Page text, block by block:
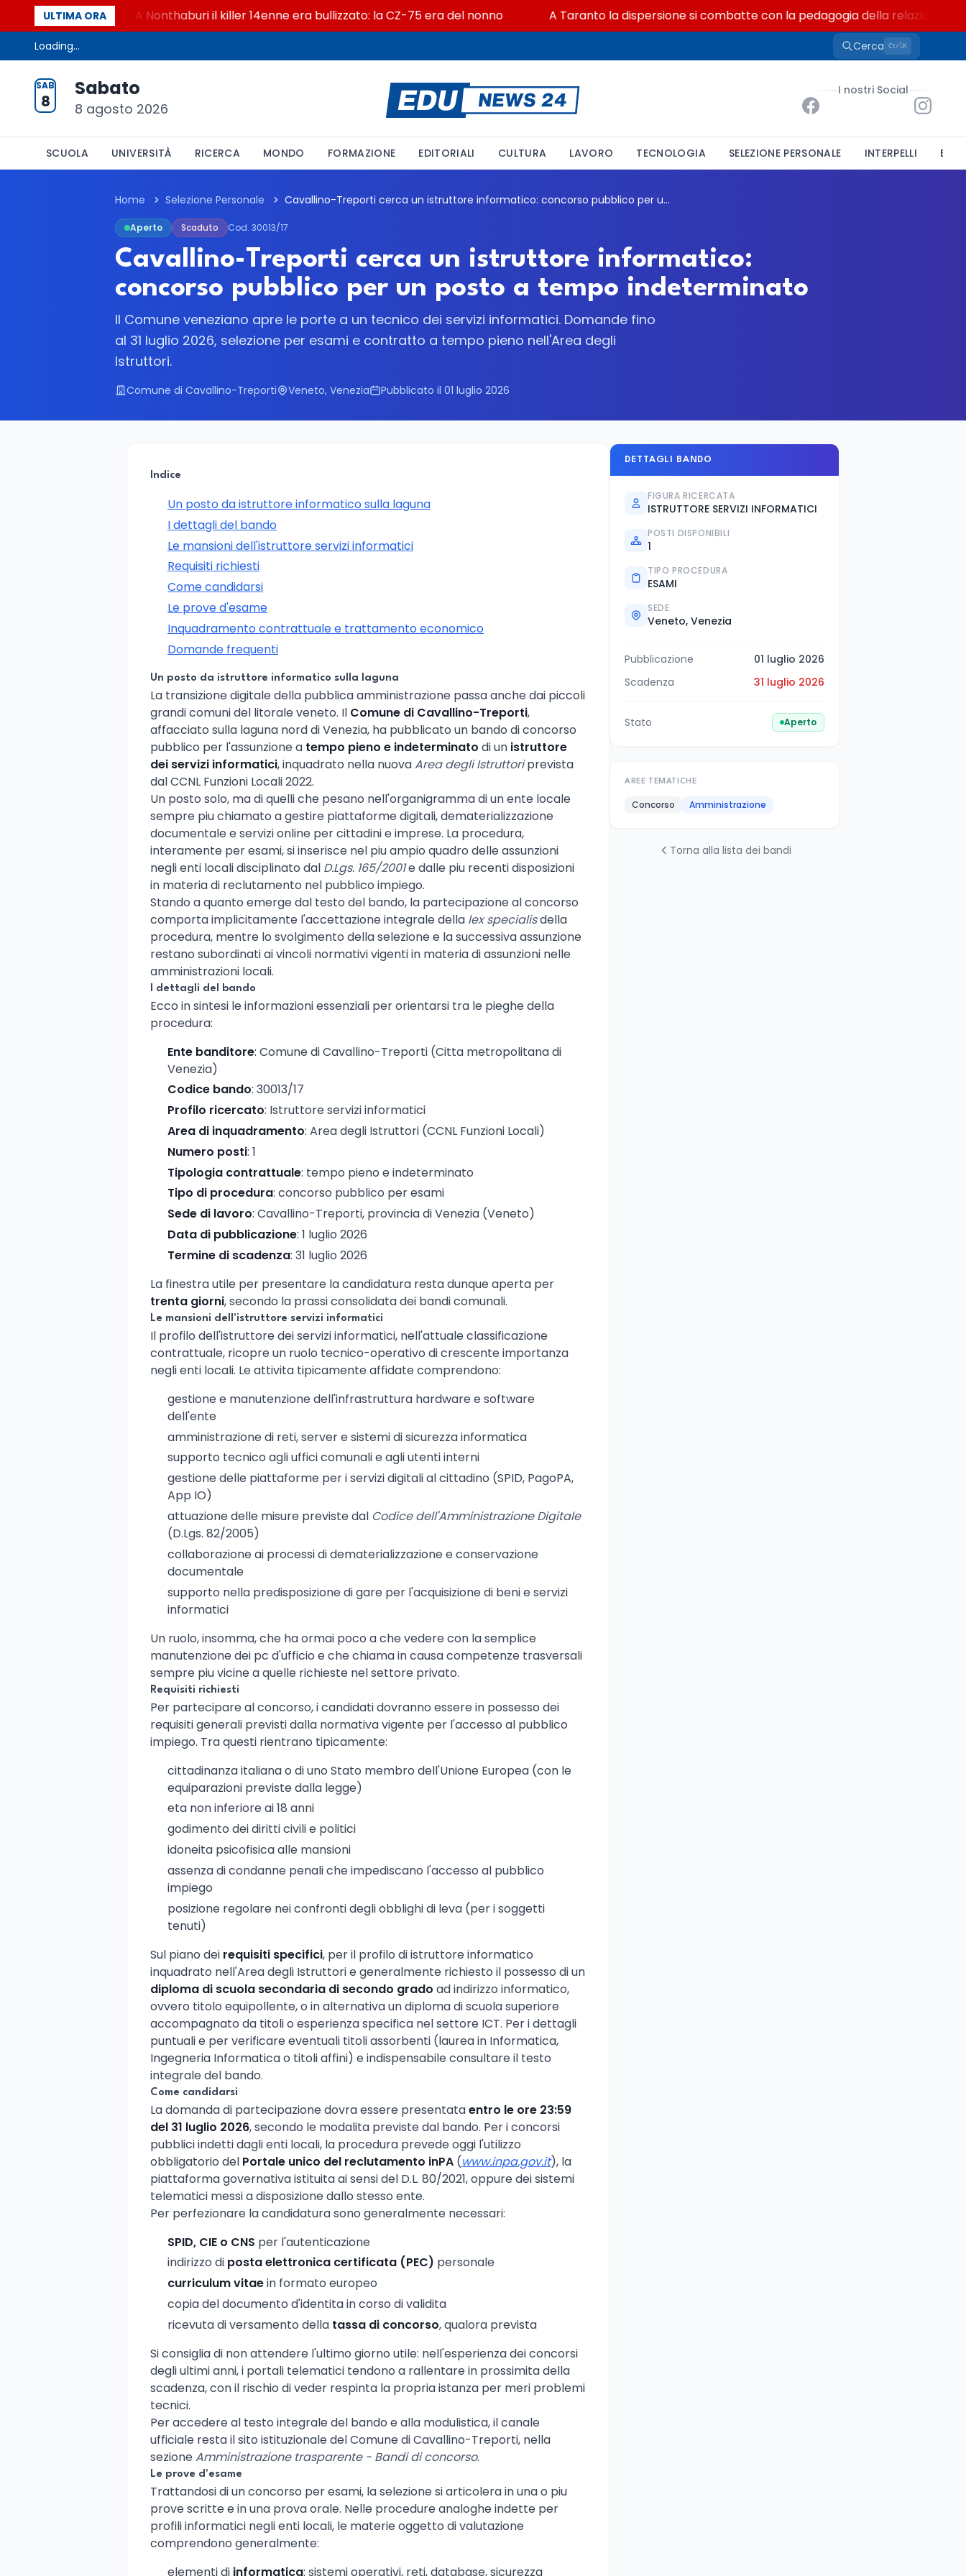
ULTIMA ORA
chatbot AI A Nonthaburi il killer 14enne era bullizzato: la CZ-75 era del nonno A Taranto la dispersione si combatte con la pedagogia della relazione
Loading... Cerca CtrlK
SAB
8
Sabato
8 agosto 2026
I nostri Social
SCUOLA UNIVERSITÀ RICERCA MONDO FORMAZIONE EDITORIALI CULTURA LAVORO TECNOLOGIA SELEZIONE PERSONALE INTERPELLI
Home Selezione Personale Cavallino-Treporti cerca un istruttore informatico: concorso pubblico per un posto a tempo indeterminato
Aperto Scaduto Cod. 30013/17
Cavallino-Treporti cerca un istruttore informatico:
concorso pubblico per un posto a tempo indeterminato
Il Comune veneziano apre le porte a un tecnico dei servizi informatici. Domande fino
al 31 luglio 2026, selezione per esami e contratto a tempo pieno nell'Area degli
Istruttori.
Comune di Cavallino-Treporti Veneto, Venezia Pubblicato il 01 luglio 2026
Indice
Un posto da istruttore informatico sulla laguna
I dettagli del bando
Le mansioni dell'istruttore servizi informatici
Requisiti richiesti
Come candidarsi
Le prove d'esame
Inquadramento contrattuale e trattamento economico
Domande frequenti
Un posto da istruttore informatico sulla laguna
La transizione digitale della pubblica amministrazione passa anche dai piccoli
grandi comuni del litorale veneto. Il Comune di Cavallino-Treporti,
affacciato sulla laguna nord di Venezia, ha pubblicato un bando di concorso
pubblico per l'assunzione a tempo pieno e indeterminato di un istruttore
dei servizi informatici, inquadrato nella nuovaArea degli Istruttoriprevista
dal CCNL Funzioni Locali 2022.
Un posto solo, ma di quelli che pesano nell'organigramma di un ente locale
sempre piu chiamato a gestire piattaforme digitali, dematerializzazione
documentale e servizi online per cittadini e imprese. La procedura,
interamente per esami, si inserisce nel piu ampio quadro delle assunzioni
negli enti locali disciplinato dal D.Lgs. 165/2001e dalle piu recenti disposizioni
in materia di reclutamento nel pubblico impiego.
Stando a quanto emerge dal testo del bando, la partecipazione al concorso
comporta implicitamente l'accettazione integrale della lex specialisdella
procedura, mentre lo svolgimento della selezione e la successiva assunzione
restano subordinati ai vincoli normativi vigenti in materia di assunzioni nelle
amministrazioni locali.
I dettagli del bando
Ecco in sintesi le informazioni essenziali per orientarsi tra le pieghe della
procedura:
Ente banditore: Comune di Cavallino-Treporti (Citta metropolitana di
Venezia)
Codice bando: 30013/17
Profilo ricercato: Istruttore servizi informatici
Area di inquadramento: Area degli Istruttori (CCNL Funzioni Locali)
Numero posti: 1
Tipologia contrattuale: tempo pieno e indeterminato
Tipo di procedura: concorso pubblico per esami
Sede di lavoro: Cavallino-Treporti, provincia di Venezia (Veneto)
Data di pubblicazione: 1 luglio 2026
Termine di scadenza: 31 luglio 2026
La finestra utile per presentare la candidatura resta dunque aperta per
trenta giorni, secondo la prassi consolidata dei bandi comunali.
Le mansioni dell'istruttore servizi informatici
Il profilo dell'istruttore dei servizi informatici, nell'attuale classificazione
contrattuale, ricopre un ruolo tecnico-operativo di crescente importanza
negli enti locali. Le attivita tipicamente affidate comprendono:
gestione e manutenzione dell'infrastruttura hardware e software
dell'ente
amministrazione di reti, server e sistemi di sicurezza informatica
supporto tecnico agli uffici comunali e agli utenti interni
gestione delle piattaforme per i servizi digitali al cittadino (SPID, PagoPA,
App IO)
attuazione delle misure previste dal Codice dell'Amministrazione Digitale
(D.Lgs. 82/2005)
collaborazione ai processi di dematerializzazione e conservazione
documentale
supporto nella predisposizione di gare per l'acquisizione di beni e servizi
informatici
Un ruolo, insomma, che ha ormai poco a che vedere con la semplice
manutenzione dei pc d'ufficio e che chiama in causa competenze trasversali
sempre piu vicine a quelle richieste nel settore privato.
Requisiti richiesti
Per partecipare al concorso, i candidati dovranno essere in possesso dei
requisiti generali previsti dalla normativa vigente per l'accesso al pubblico
impiego. Tra questi rientrano tipicamente:
cittadinanza italiana o di uno Stato membro dell'Unione Europea (con le
equiparazioni previste dalla legge)
eta non inferiore ai 18 anni
godimento dei diritti civili e politici
idoneita psicofisica alle mansioni
assenza di condanne penali che impediscano l'accesso al pubblico
impiego
posizione regolare nei confronti degli obblighi di leva (per i soggetti
tenuti)
Sul piano dei requisiti specifici, per il profilo di istruttore informatico
inquadrato nell'Area degli Istruttori e generalmente richiesto il possesso di un
diploma di scuola secondaria di secondo grado ad indirizzo informatico,
ovvero titolo equipollente, o in alternativa un diploma di scuola superiore
accompagnato da titoli o esperienza specifica nel settore ICT. Per i dettagli
puntuali e per verificare eventuali titoli assorbenti (laurea in Informatica,
Ingegneria Informatica o titoli affini) e indispensabile consultare il testo
integrale del bando.
Come candidarsi
La domanda di partecipazione dovra essere presentataentro le ore 23:59
del 31 luglio 2026, secondo le modalita previste dal bando. Per i concorsi
pubblici indetti dagli enti locali, la procedura prevede oggi l'utilizzo
obbligatorio del Portale unico del reclutamento inPA (www.inpa.gov.it), la
piattaforma governativa istituita ai sensi del D.L. 80/2021, oppure dei sistemi
telematici messi a disposizione dallo stesso ente.
Per perfezionare la candidatura sono generalmente necessari:
SPID, CIE o CNS per l'autenticazione
indirizzo di posta elettronica certificata (PEC) personale
curriculum vitaein formato europeo
copia del documento d'identita in corso di validita
ricevuta di versamento della tassa di concorso, qualora prevista
Si consiglia di non attendere l'ultimo giorno utile: nell'esperienza dei concorsi
degli ultimi anni, i portali telematici tendono a rallentare in prossimita della
scadenza, con il rischio di veder respinta la propria istanza per meri problemi
tecnici.
Per accedere al testo integrale del bando e alla modulistica, il canale
ufficiale resta il sito istituzionale del Comune di Cavallino-Treporti, nella
sezioneAmministrazione trasparente - Bandi di concorso.
Le prove d'esame
Trattandosi di un concorso per esami, la selezione si articolera in una o piu
prove scritte e in una prova orale. Nelle procedure analoghe indette per
profili informatici negli enti locali, le materie oggetto di valutazione
comprendono generalmente:
elementi di informatica: sistemi operativi, reti, database, sicurezza
DETTAGLI BANDO
FIGURA RICERCATA
ISTRUTTORE SERVIZI INFORMATICI
POSTI DISPONIBILI
1
TIPO PROCEDURA
ESAMI
SEDE
Veneto, Venezia
Pubblicazione
01 luglio 2026
Scadenza
31 luglio 2026
Stato Aperto
AREE TEMATICHE
Concorso Amministrazione
Torna alla lista dei bandi